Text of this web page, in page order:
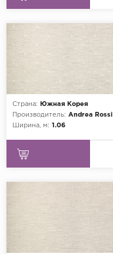
Страна:
Южная Корея
Производитель: Andrea Rossi
Ширина, м: 1.06